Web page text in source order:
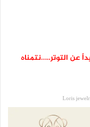
عن التوتر…..نتمناه
Loris